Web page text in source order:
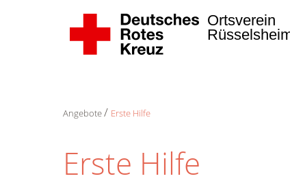
Ortsverein
Angebote Erste Hilfe
Erste Hilfe